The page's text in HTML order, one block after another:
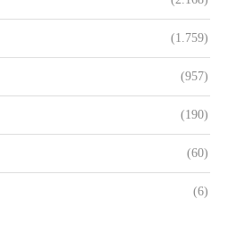
(1.759)
(957)
(190)
(60)
(6)